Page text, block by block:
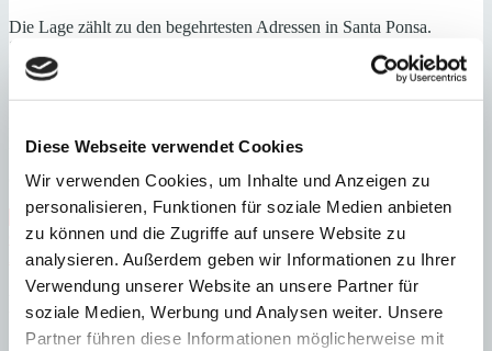
Diese Webseite verwendet Cookies
Wir verwenden Cookies, um Inhalte und Anzeigen zu
personalisieren, Funktionen für soziale Medien anbieten
zu können und die Zugriffe auf unsere Website zu
analysieren. Außerdem geben wir Informationen zu Ihrer
Verwendung unserer Website an unsere Partner für
soziale Medien, Werbung und Analysen weiter. Unsere
Partner führen diese Informationen möglicherweise mit
Die Lage zählt zu den begehrtesten Adressen in Santa Ponsa.
Strände, Yachthäfen, der Country Club sowie mehrere renommierte
Golfplätze befinden sich in unmittelbarer Nähe.
Eingangsbereich, Wohn-/ Esszimmer, offene Küche,
mit Bädern, Wirtschaftsraum, Terrasse
Garten, separater Abstellraum, Garage, Außenstellplatz
Zentrum
Nähe Strand Nähe Zentrum
Direkt am Golfplatz
Gäste-WC
gepflegt Hafennähe
Immobilie in Anlage
Abstellraum
Fußbodenheizung
Energieeffizienz